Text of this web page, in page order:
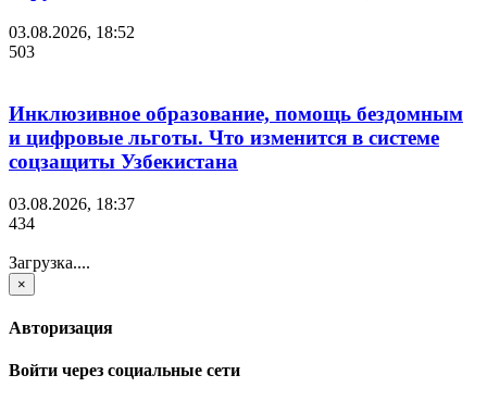
03.08.2026, 18:52
503
Инклюзивное образование, помощь бездомным
и цифровые льготы. Что изменится в системе
соцзащиты Узбекистана
03.08.2026, 18:37
434
Загрузка....
×
Авторизация
Войти через социальные сети